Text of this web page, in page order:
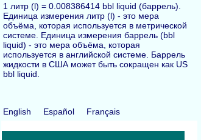
1 литр (l) = 0.008386414 bbl liquid (баррель).
Единица измерения литр (l) - это мера
объёма, которая используется в метрической
системе. Единица измерения баррель (bbl
liquid) - это мера объёма, которая
используется в английской системе. Баррель
жидкости в США может быть сокращен как US
bbl liquid.
English Español Français